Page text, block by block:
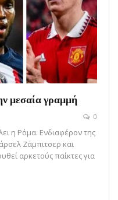
μεσαία γραμμή
0
η Ρόμα. Ενδιαφέρον της
Ζάμπιτσερ και
αρκετούς παίκτες για